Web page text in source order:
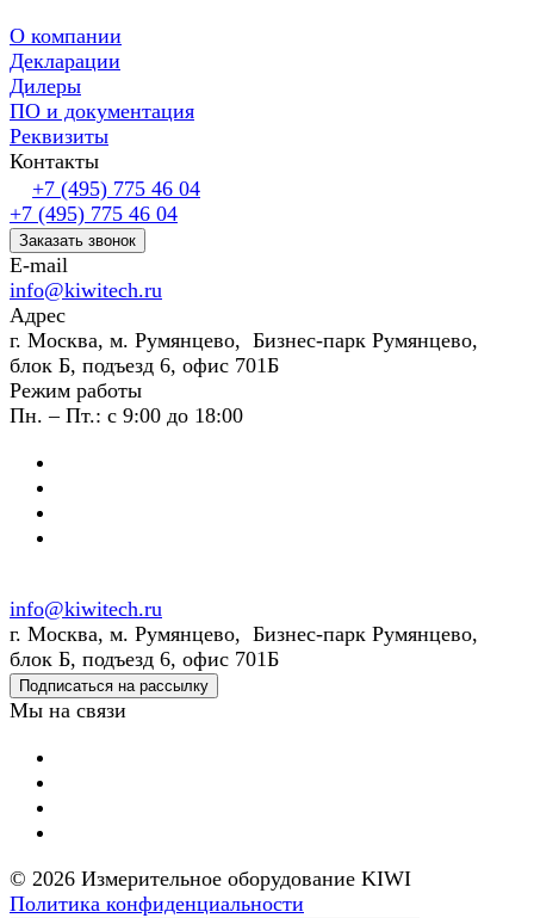
О компании
Декларации
Дилеры
ПО и документация
Реквизиты
Контакты
+7 (495) 775 46 04
+7 (495) 775 46 04
Заказать звонок
E-mail
info@kiwitech.ru
Адрес
г. Москва, м. Румянцево, Бизнес-парк Румянцево,
блок Б, подъезд 6, офис 701Б
Режим работы
Пн. – Пт.: с 9:00 до 18:00
info@kiwitech.ru
г. Москва, м. Румянцево, Бизнес-парк Румянцево,
блок Б, подъезд 6, офис 701Б
Подписаться на рассылку
Мы на связи
© 2026 Измерительное оборудование KIWI
Политика конфиденциальности